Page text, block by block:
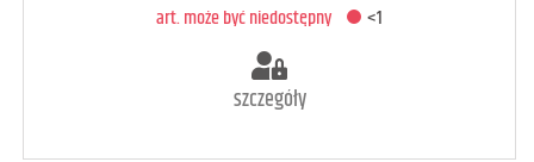
art. może być niedostępny <1
szczegóły